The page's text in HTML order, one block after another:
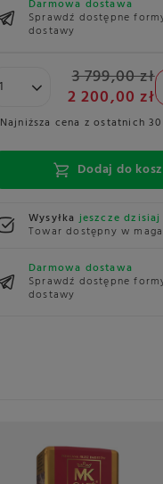
Darmowa dostawa
Sprawdź dostępne
dostawy
3 799,00 zł
2 200,00 zł
Najniższa cena z ostatnich
Dodaj do
Wysyłkajeszcze dzisiaj
Towar dostępny w
Darmowa dostawa
Sprawdź dostępne
dostawy